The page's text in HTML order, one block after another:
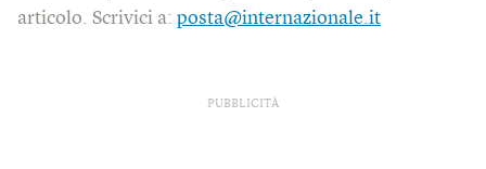
articolo. Scrivici a: posta@internazionale.it
PUBBLICITÀ